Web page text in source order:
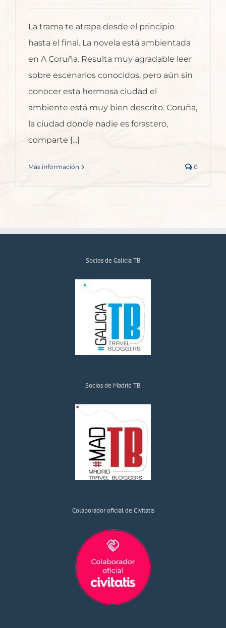
La trama te atrapa desde el principio
hasta el final. La novela está ambientada
en A Coruña. Resulta muy agradable leer
sobre escenarios conocidos, pero aún sin
conocer esta hermosa ciudad el
ambiente está muy bien descrito. Coruña,
la ciudad donde nadie es forastero,
comparte [...]
Más información 0
Socios de Galicia TB
Socios de Madrid TB
Colaborador oficial de Civitatis